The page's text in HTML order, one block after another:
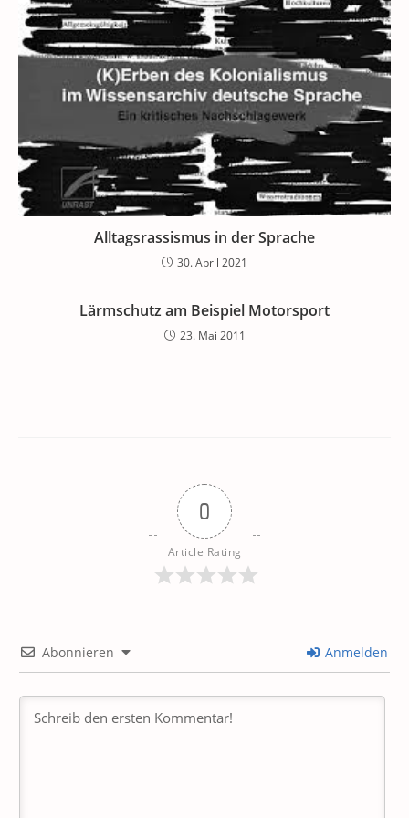
Alltagsrassismus in der Sprache
30. April 2021
Lärmschutz am Beispiel Motorsport
23. Mai 2011
0
Article Rating
Abonnieren Anmelden